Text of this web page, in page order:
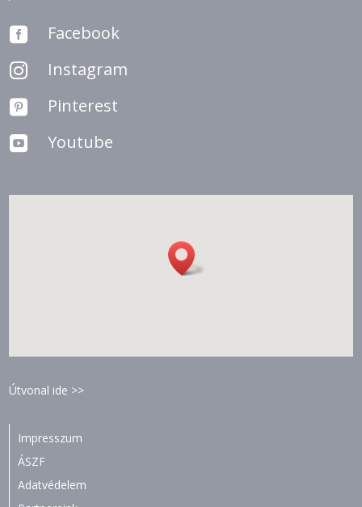
 Facebook
 Instagram
 Pinterest
 Youtube
Útvonal ide >>
Impresszum
ÁSZF
Adatvédelem